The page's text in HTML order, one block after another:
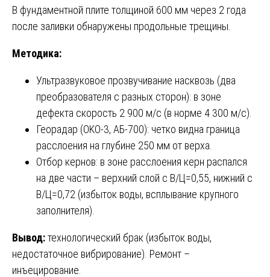
В фундаментной плите толщиной 600 мм через 2 года
после заливки обнаружены продольные трещины.
Методика:
Ультразвуковое прозвучивание насквозь (два
преобразователя с разных сторон): в зоне
дефекта скорость 2 900 м/с (в норме 4 300 м/с).
Георадар (OKO-3, АБ-700): четко видна граница
расслоения на глубине 250 мм от верха.
Отбор кернов: в зоне расслоения керн распался
на две части – верхний слой с В/Ц=0,55, нижний с
В/Ц=0,72 (избыток воды, всплывание крупного
заполнителя).
Вывод:технологический брак (избыток воды,
недостаточное вибрирование). Ремонт –
инъецирование.